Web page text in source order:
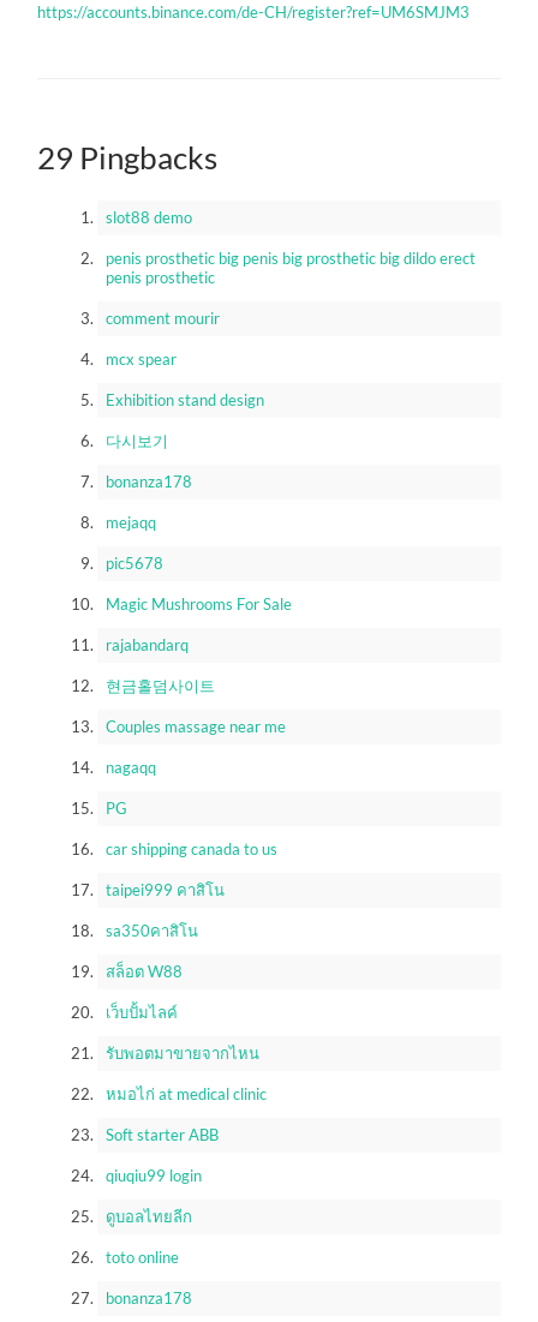
https://accounts.binance.com/de-CH/register?ref=UM6SMJM3
29 Pingbacks
slot88 demo
penis prosthetic big penis big prosthetic big dildo erect
penis prosthetic
comment mourir
mcx spear
Exhibition stand design
다시보기
bonanza178
mejaqq
pic5678
Magic Mushrooms For Sale
rajabandarq
현금홀덤사이트
Couples massage near me
nagaqq
PG
car shipping canada to us
taipei999 คาสิโน
sa350คาสิโน
สล็อต W88
เว็บปั้มไลค์
รับพอตมาขายจากไหน
หมอไก่ at medical clinic
Soft starter ABB
qiuqiu99 login
ดูบอลไทยลีก
toto online
bonanza178